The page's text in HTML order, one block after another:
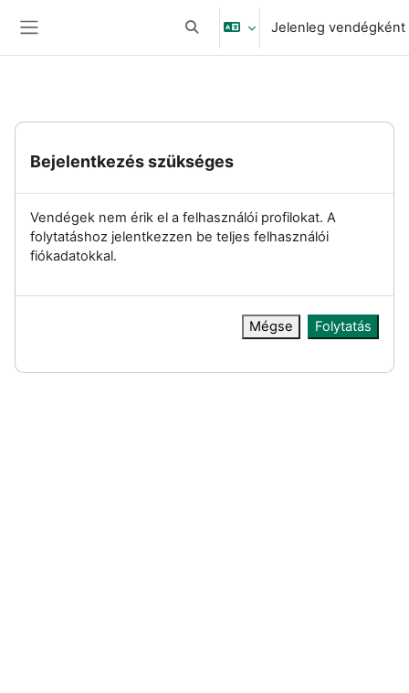
Keresési bemeneti adatok váltása
Jelenleg
Bejelentkezés szükséges
Vendégek nem érik el a felhasználói profilokat. A
folytatáshoz jelentkezzen be teljes felhasználói
fiókadatokkal.
Mégse Folytatás